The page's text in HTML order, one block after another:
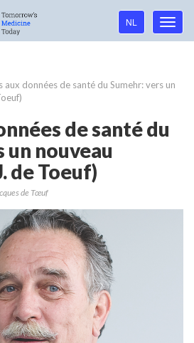
Language
navigation
NL
aux données de santé du Sumehr: vers un
de santé du
un nouveau
de Toeuf)
de Tœuf